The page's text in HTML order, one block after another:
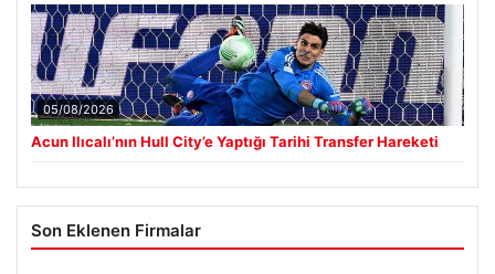
05/08/2026
Acun Ilıcalı’nın Hull City’e Yaptığı Tarihi Transfer Hareketi
Son Eklenen Firmalar